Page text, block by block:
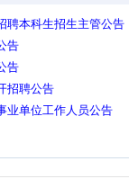
聘本科生招生主管公告
告
告
招聘公告
业单位工作人员公告